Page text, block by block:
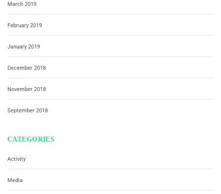
March 2019
February 2019
January 2019
December 2018
November 2018
September 2018
CATEGORIES
Activity
Media